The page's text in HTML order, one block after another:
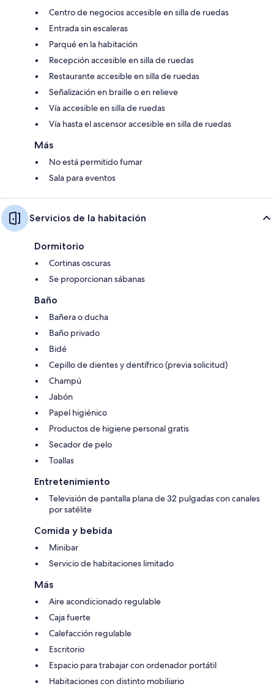
Centro de negocios accesible en silla de ruedas
Entrada sin escaleras
Parqué en la habitación
Recepción accesible en silla de ruedas
Restaurante accesible en silla de ruedas
Señalización en braille o en relieve
Vía accesible en silla de ruedas
Vía hasta el ascensor accesible en silla de ruedas
Más
No está permitido fumar
Sala para eventos
Servicios de la habitación
Dormitorio
Cortinas oscuras
Se proporcionan sábanas
Baño
Bañera o ducha
Baño privado
Bidé
Cepillo de dientes y dentífrico (previa solicitud)
Champú
Jabón
Papel higiénico
Productos de higiene personal gratis
Secador de pelo
Toallas
Entretenimiento
Televisión de pantalla plana de 32 pulgadas con canales
por satélite
Comida y bebida
Minibar
Servicio de habitaciones limitado
Más
Aire acondicionado regulable
Caja fuerte
Calefacción regulable
Escritorio
Espacio para trabajar con ordenador portátil
Habitaciones con distinto mobiliario